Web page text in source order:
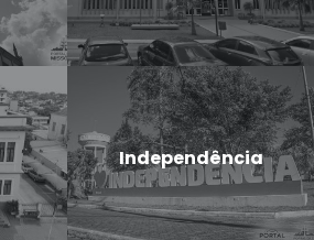
Independência